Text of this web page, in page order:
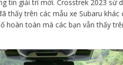
tin giải trí mới. Crosstrek 2023 sử
thấy trên các mẫu xe Subaru
toàn mà các bạn vẫn thấy